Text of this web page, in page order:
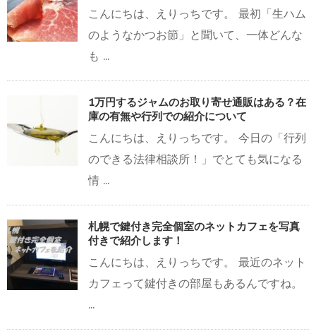
こんにちは、えりっちです。 最初「生ハム
のようなかつお節」と聞いて、一体どんな
も ...
1万円するジャムのお取り寄せ通販はある？在
庫の有無や行列での紹介について
こんにちは、えりっちです。 今日の「行列
のできる法律相談所！」でとても気になる
情 ...
札幌で鍵付き完全個室のネットカフェを写真
付きで紹介します！
こんにちは、えりっちです。 最近のネット
カフェって鍵付きの部屋もあるんですね。
...